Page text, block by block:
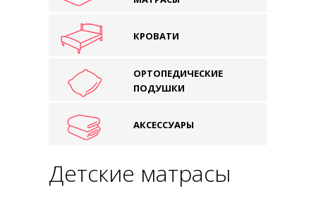
КРОВАТИ
ОРТОПЕДИЧЕСКИЕ
ПОДУШКИ
АКСЕССУАРЫ
Детские матрасы